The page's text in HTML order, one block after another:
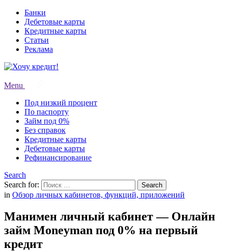
Банки
Дебетовые карты
Кредитные карты
Статьи
Реклама
Menu
Под низкий процент
По паспорту
Займ под 0%
Без справок
Кредитные карты
Дебетовые карты
Рефинансирование
Search
Search for:
Search
in Обзор личных кабинетов, функций, приложений
Манимен личный кабинет — Онлайн
займ Moneyman под 0% на первый
кредит